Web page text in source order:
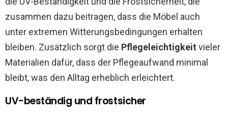
zusammen dazu beitragen, dass die Möbel auch
unter extremen Witterungsbedingungen erhalten
bleiben. Zusätzlich sorgt die Pflegeleichtigkeit vieler
Materialien dafür, dass der Pflegeaufwand minimal
bleibt, was den Alltag erheblich erleichtert.
UV-beständig und frostsicher